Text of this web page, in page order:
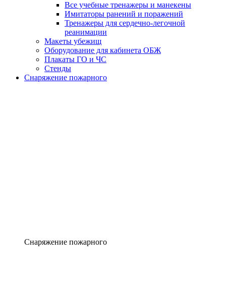
Все учебные тренажеры и манекены
Имитаторы ранений и поражений
Тренажеры для сердечно-легочной
реанимации
Макеты убежищ
Оборудование для кабинета ОБЖ
Плакаты ГО и ЧС
Стенды
Снаряжение пожарного
Снаряжение пожарного